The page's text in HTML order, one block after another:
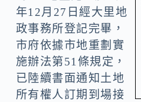
年12月27日經大里地
政事務所登記完畢，
市府依據市地重劃實
施辦法第51條規定，
已陸續書面通知土地
所有權人訂期到場接